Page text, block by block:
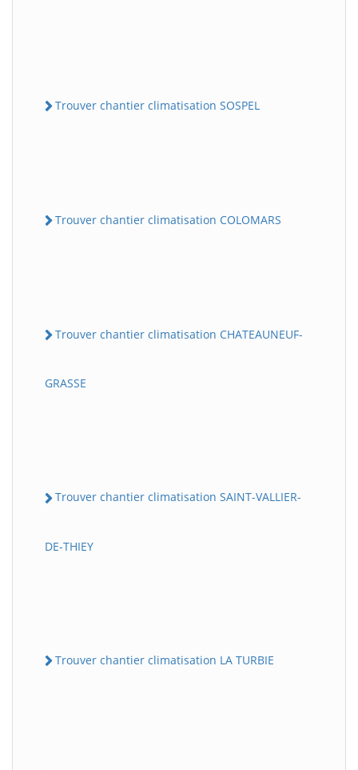
Trouver chantier climatisation SOSPEL
Trouver chantier climatisation COLOMARS
Trouver chantier climatisation CHATEAUNEUF-
GRASSE
Trouver chantier climatisation SAINT-VALLIER-
DE-THIEY
Trouver chantier climatisation LA TURBIE